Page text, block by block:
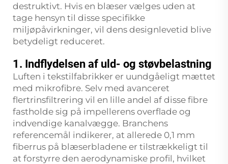
destruktivt. Hvis en blæser vælges uden at
tage hensyn til disse specifikke
miljøpåvirkninger, vil dens designlevetid blive
betydeligt reduceret.
1. Indflydelsen af uld- og støvbelastning
Luften i tekstilfabrikker er uundgåeligt mættet
med mikrofibre. Selv med avanceret
flertrinsfiltrering vil en lille andel af disse fibre
fastholde sig på impellerens overflade og
indvendige kanalvægge. Branchens
referencemål indikerer, at allerede 0,1 mm
fiberrus på blæserbladene er tilstrækkeligt til
at forstyrre den aerodynamiske profil, hvilket